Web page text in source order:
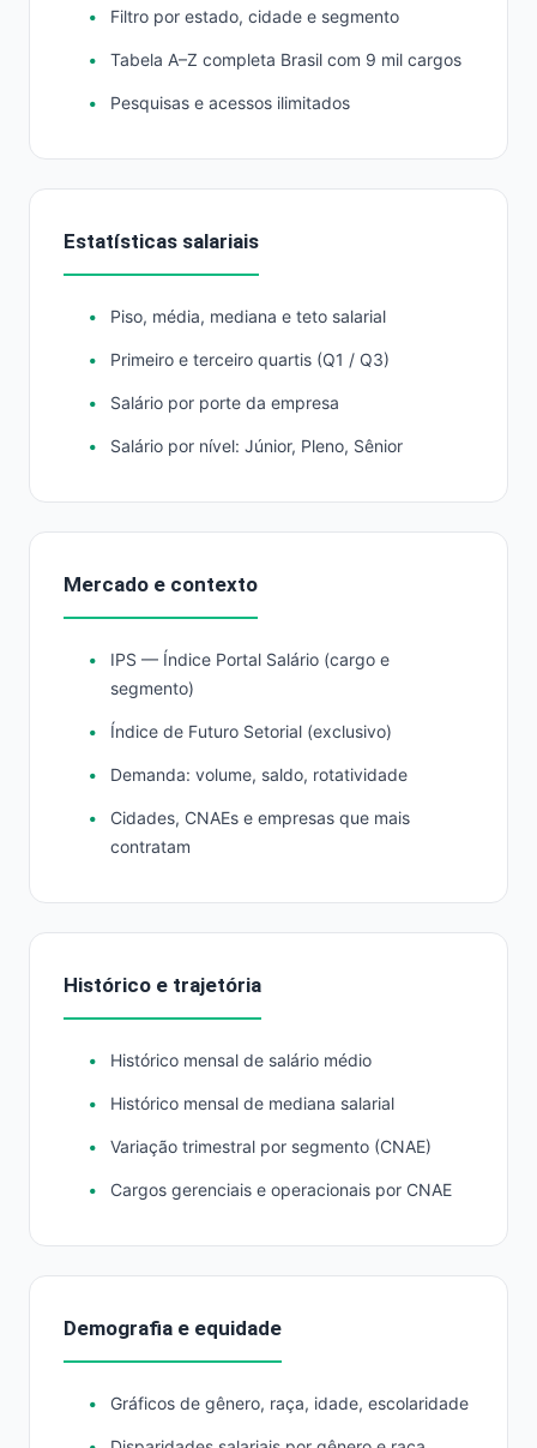
Filtro por estado, cidade e segmento
Tabela A–Z completa Brasil com 9 mil cargos
Pesquisas e acessos ilimitados
Estatísticas salariais
Piso, média, mediana e teto salarial
Primeiro e terceiro quartis (Q1 / Q3)
Salário por porte da empresa
Salário por nível: Júnior, Pleno, Sênior
Mercado e contexto
IPS — Índice Portal Salário (cargo e
segmento)
Índice de Futuro Setorial (exclusivo)
Demanda: volume, saldo, rotatividade
Cidades, CNAEs e empresas que mais
contratam
Histórico e trajetória
Histórico mensal de salário médio
Histórico mensal de mediana salarial
Variação trimestral por segmento (CNAE)
Cargos gerenciais e operacionais por CNAE
Demografia e equidade
Gráficos de gênero, raça, idade, escolaridade